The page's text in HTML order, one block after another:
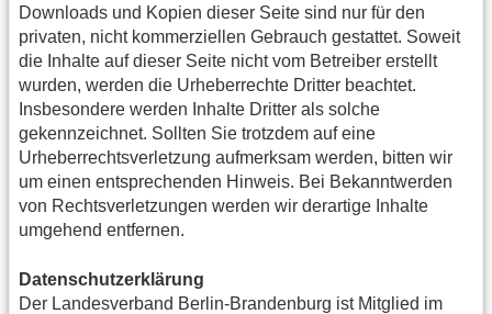
Downloads und Kopien dieser Seite sind nur für den
privaten, nicht kommerziellen Gebrauch gestattet. Soweit
die Inhalte auf dieser Seite nicht vom Betreiber erstellt
wurden, werden die Urheberrechte Dritter beachtet.
Insbesondere werden Inhalte Dritter als solche
gekennzeichnet. Sollten Sie trotzdem auf eine
Urheberrechtsverletzung aufmerksam werden, bitten wir
um einen entsprechenden Hinweis. Bei Bekanntwerden
von Rechtsverletzungen werden wir derartige Inhalte
umgehend entfernen.
Datenschutzerklärung
Der Landesverband Berlin-Brandenburg ist Mitglied im